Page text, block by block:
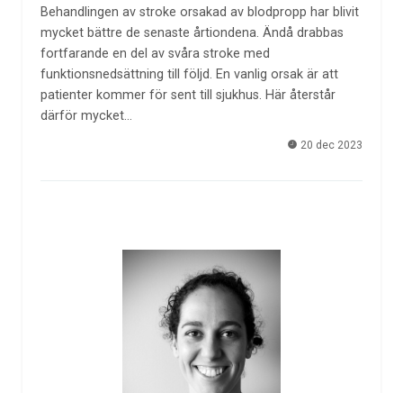
Behandlingen av stroke orsakad av blodpropp har blivit
mycket bättre de senaste årtiondena. Ändå drabbas
fortfarande en del av svåra stroke med
funktionsnedsättning till följd. En vanlig orsak är att
patienter kommer för sent till sjukhus. Här återstår
därför mycket…
20 dec 2023